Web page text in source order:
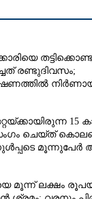
രണ്ടുദിവസം;
15
ചെയ്‌ത്
മൂന്നുപേർ
മൂന്ന് ലക്ഷം